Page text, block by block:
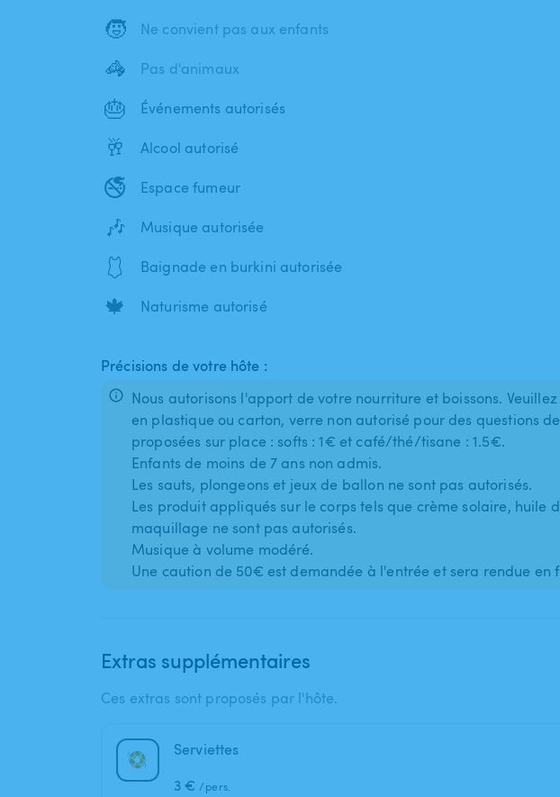
🧒 Ne convient pas aux enfants
🦓 Pas d'animaux
🎂 Événements autorisés
🥂 Alcool autorisé
🚭 Espace fumeur
🎶 Musique autorisée
🩱 Baignade en burkini autorisée
🍁 Naturisme autorisé
Précisions de votre hôte :
Nous autorisons l'apport de votre nourriture et boissons.
en plastique ou carton, verre non autorisé pour des questions
proposées sur place : softs : 1€ et café/thé/tisane : 1.5€.
Enfants de moins de 7 ans non admis.
Les sauts, plongeons et jeux de ballon ne sont pas autorisés.
Les produit appliqués sur le corps tels que crème solaire, huile
maquillage ne sont pas autorisés.
Musique à volume modéré.
Une caution de 50€ est demandée à l'entrée et sera rendue en
Extras supplémentaires
Ces extras sont proposés par l'hôte.
Serviettes
3 € /pers.